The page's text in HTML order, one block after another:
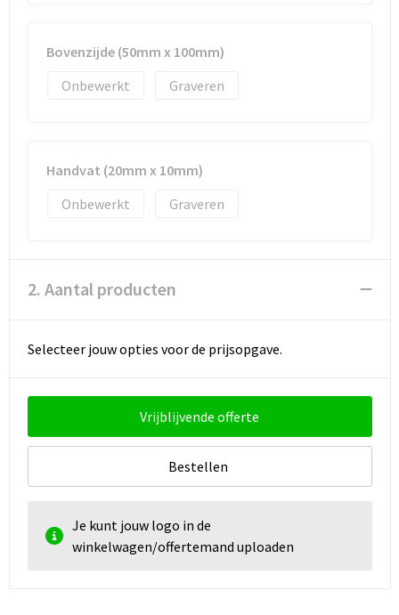
Bovenzijde (50mm x 100mm)
Onbewerkt
Graveren
Handvat (20mm x 10mm)
Onbewerkt
Graveren
2. Aantal producten
Selecteer jouw opties voor de prijsopgave.
Vrijblijvende offerte
Bestellen
Je kunt jouw logo in de
winkelwagen/offertemand uploaden